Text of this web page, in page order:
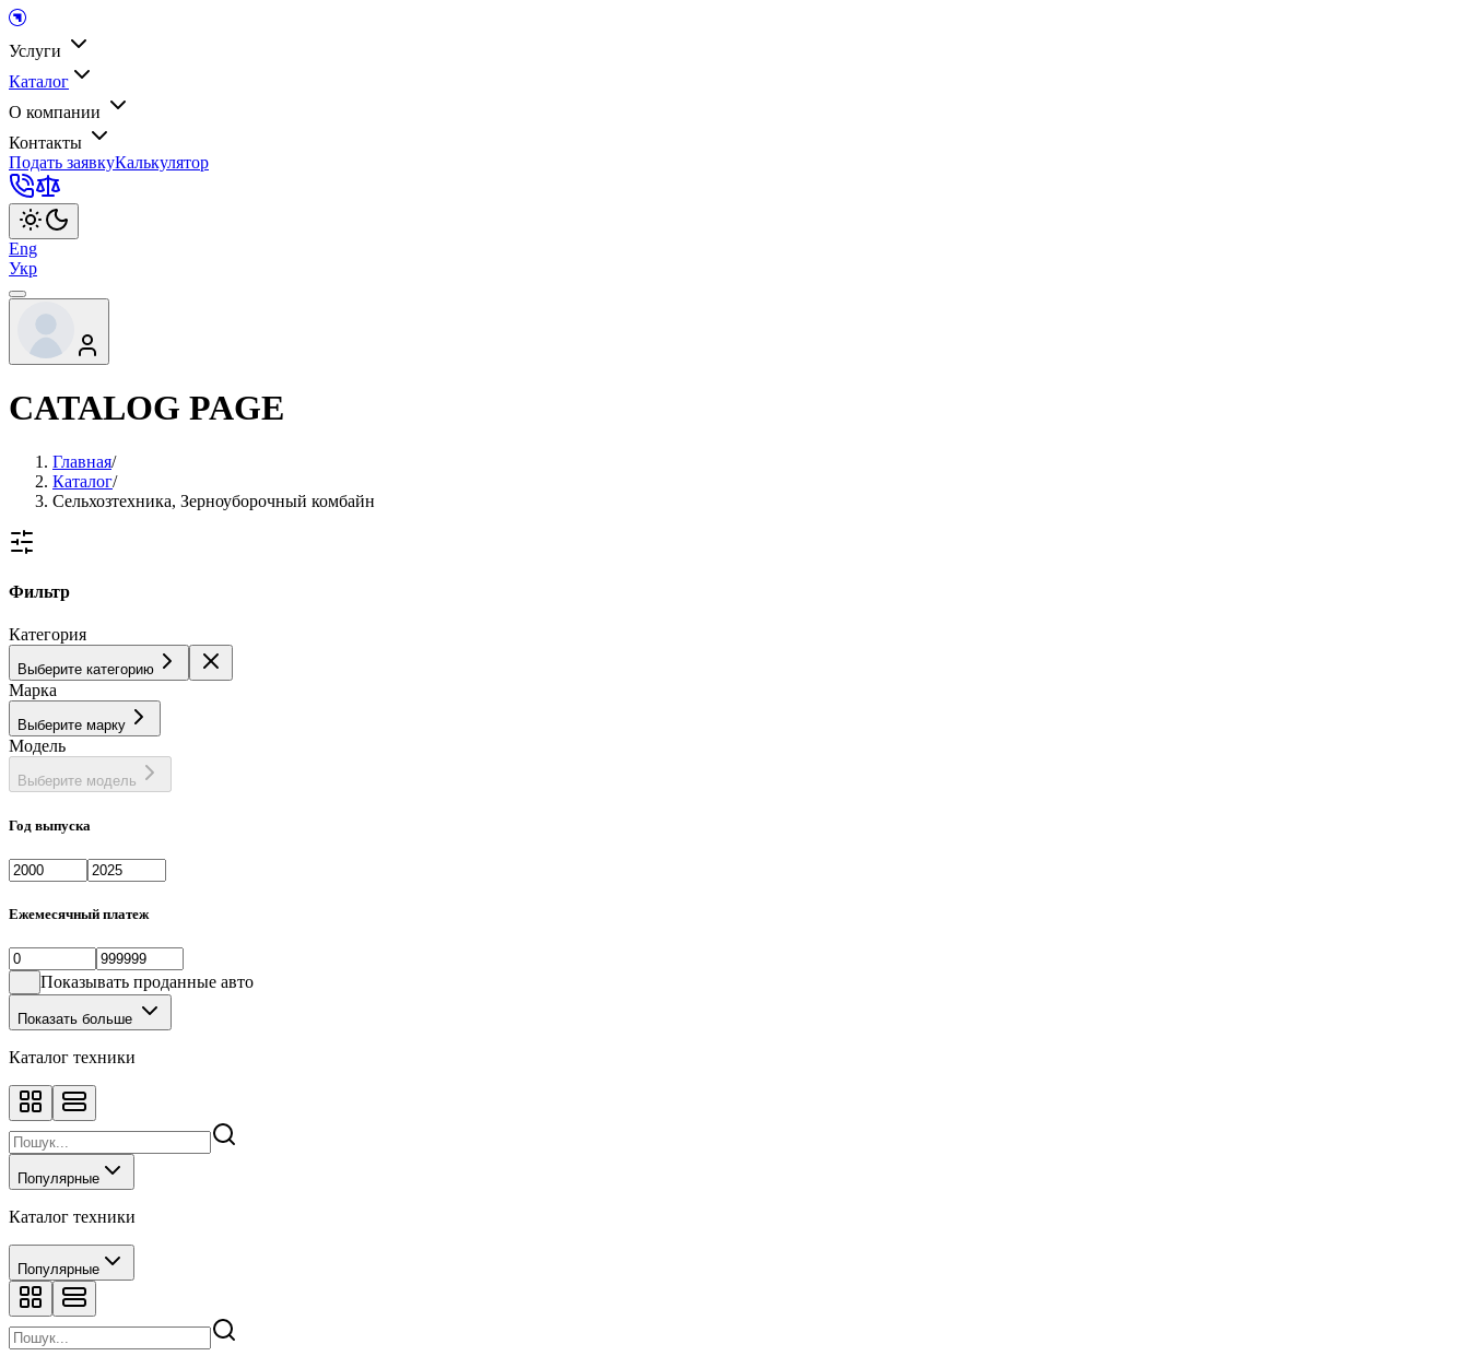
Услуги
Каталог
О компании
Контакты
Подать заявкуКалькулятор
Eng
Укр
CATALOG PAGE
Главная/
Каталог/
Сельхозтехника, Зерноуборочный комбайн
Фильтр
Категория
Выберите категорию
Марка
Выберите марку
Модель
Выберите модель
Год выпуска
Ежемесячный платеж
Показывать проданные авто
Показать больше
Каталог техники
Популярные
Каталог техники
Популярные